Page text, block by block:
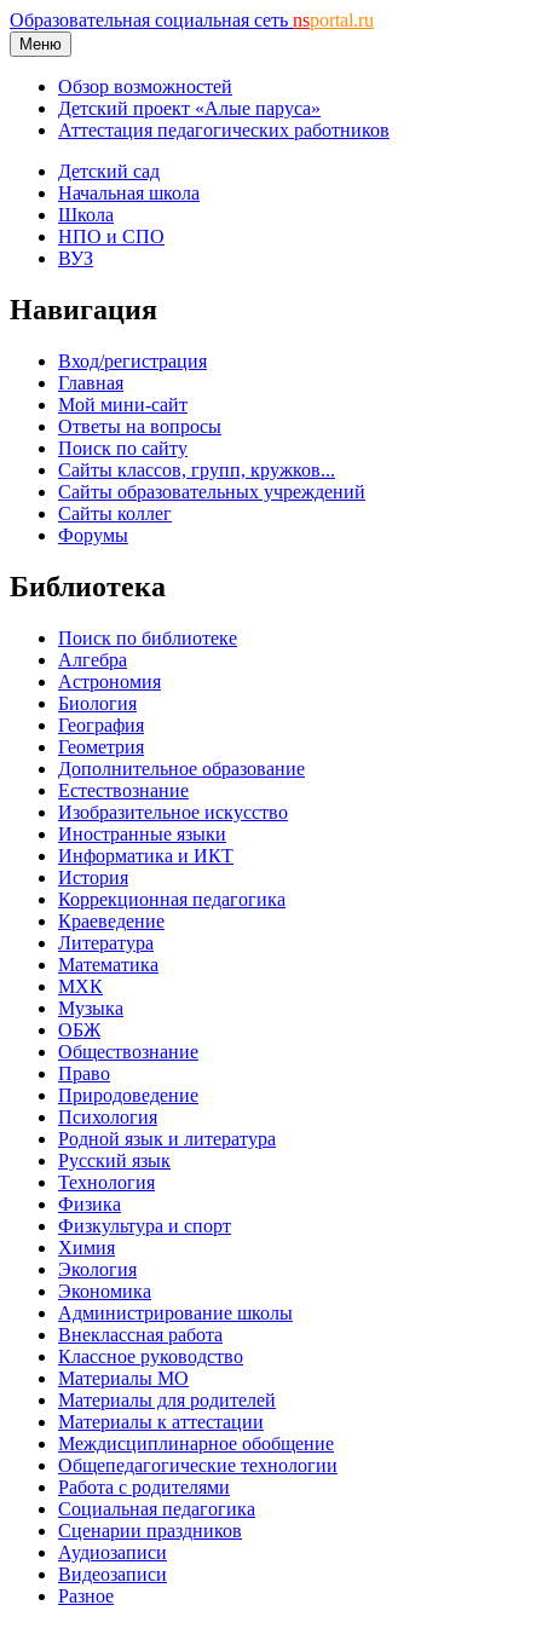
Образовательная социальная сеть nsportal.ru
Меню
Обзор возможностей
Детский проект «Алые паруса»
Аттестация педагогических работников
Детский сад
Начальная школа
Школа
НПО и СПО
ВУЗ
Навигация
Вход/регистрация
Главная
Мой мини-сайт
Ответы на вопросы
Поиск по сайту
Сайты классов, групп, кружков...
Сайты образовательных учреждений
Сайты коллег
Форумы
Библиотека
Поиск по библиотеке
Алгебра
Астрономия
Биология
География
Геометрия
Дополнительное образование
Естествознание
Изобразительное искусство
Иностранные языки
Информатика и ИКТ
История
Коррекционная педагогика
Краеведение
Литература
Математика
МХК
Музыка
ОБЖ
Обществознание
Право
Природоведение
Психология
Родной язык и литература
Русский язык
Технология
Физика
Физкультура и спорт
Химия
Экология
Экономика
Администрирование школы
Внеклассная работа
Классное руководство
Материалы МО
Материалы для родителей
Материалы к аттестации
Междисциплинарное обобщение
Общепедагогические технологии
Работа с родителями
Социальная педагогика
Сценарии праздников
Аудиозаписи
Видеозаписи
Разное